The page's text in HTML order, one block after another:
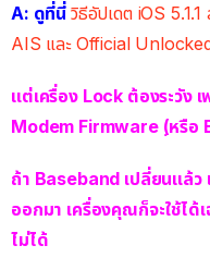
A: ดูที่นี่ วิธีอัปเดต iOS
AIS และ Official
แต่เครื่อง Lock ต้องระวัง
Modem Firmware (ฺหรือ
ถ้า Baseband เปลี่ยนแล้
ออกมา เครื่องคุณก็จะใช้ได้
ไม่ได้